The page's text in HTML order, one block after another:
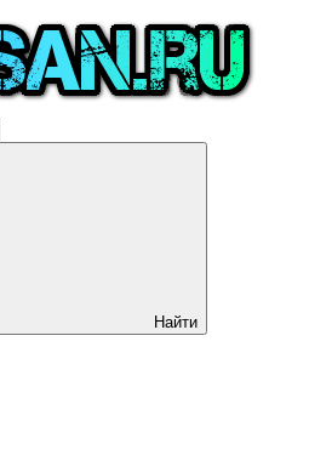
Найти